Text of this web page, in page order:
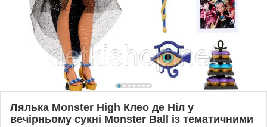
Лялька Monster High Клео де Ніл у
вечірньому сукні Monster Ball із тематичними